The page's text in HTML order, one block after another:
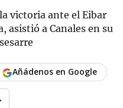
victoria ante el Eibar
asistió a Canales en su
Añádenos en Google